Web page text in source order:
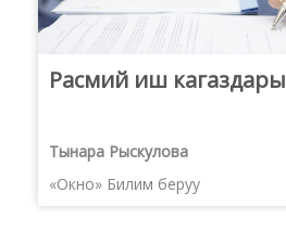
Расмий иш кагаздары
Тынара Рыскулова
«Окно» Билим беруу